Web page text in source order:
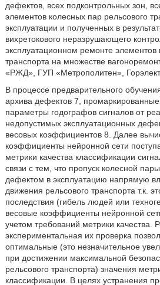
дефектов, всех подконтрольных зон,
элементов колесных пар рельсового
эксплуатации и полученных в
вихретокового неразрушающего
эксплуатационном ремонте элементов
транспорта на множестве
«РЖД», ГУП «Метрополитен»,
В процессе предварительного
архива дефектов 7, промаркированные
параметры годографов сигналов от
недопустимых эксплуатационных
весовых коэффициентов 8. Далее
коэффициенты нейронной сети
метрики качества классификации
связи с тем, что пропуск колесной
дефектом в эксплуатацию напрямую
движения рельсового транспорта т.к.
последствия (гибель людей или
весовые коэффициенты нейронной
учетом требований метрики качества.
экспериментальная их проверка
оптимальные (это незначительное
при достижении максимальной
рельсового транспорта) значения
классификации. В целях устранения